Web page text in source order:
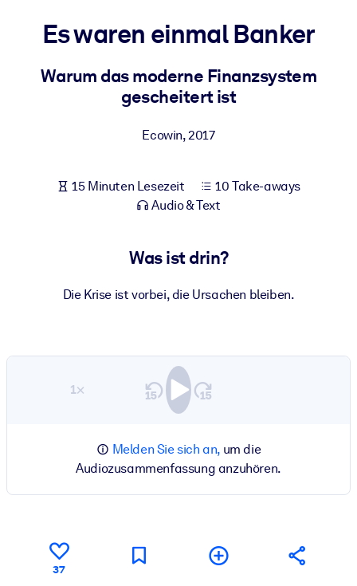
Bauen Sie eine gesunde und resiliente Belegschaft auf.
Integrieren Sie kompaktes, verifiziertes Wissen in Ihr LMS/LXP für
Für Unternehmensbibliotheken
Bereichern Sie Ihre Unternehmensbibliothek mit
Ihrer KI-Systeme zu optimieren.
Es waren einmal Banker
Warum das moderne Finanzsystem
gescheitert ist
Ecowin,2017
15 Minuten Lesezeit
10 Take-aways
Audio & Text
Was ist drin?
Die Krise ist vorbei, die Ursachen bleiben.
1×
Melden Sie sich an,um die
Audiozusammenfassung anzuhören.
37